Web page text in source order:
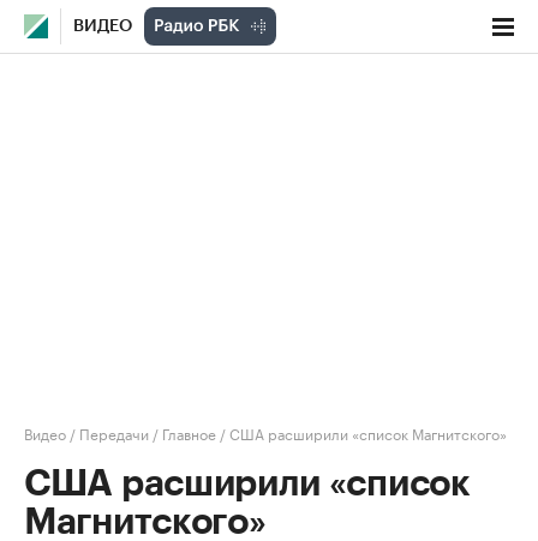
ВИДЕО
Видео / Передачи / Главное /США расширили «список Магнитского»
США расширили «список
Магнитского»